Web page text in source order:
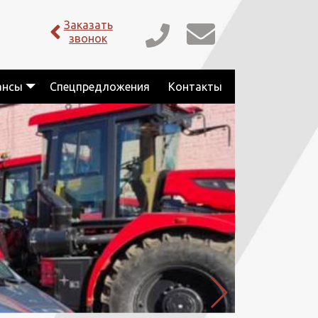
Заказать
звонок
Спецпредложения Контакты